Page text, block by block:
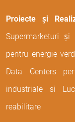
Proiecte și
Supermarketuri
pentru energie
Data Centers
industriale si
reabilitare